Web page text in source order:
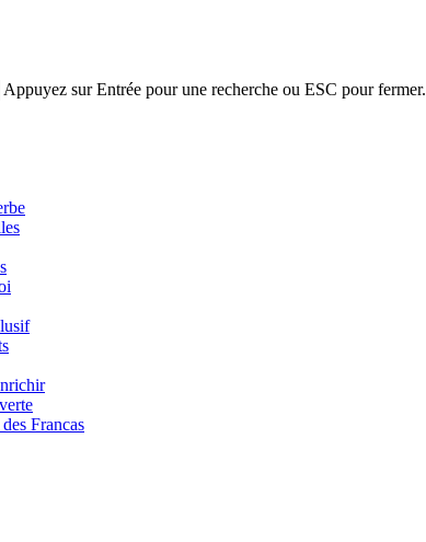
Appuyez sur Entrée pour une recherche ou ESC pour fermer.
Francas